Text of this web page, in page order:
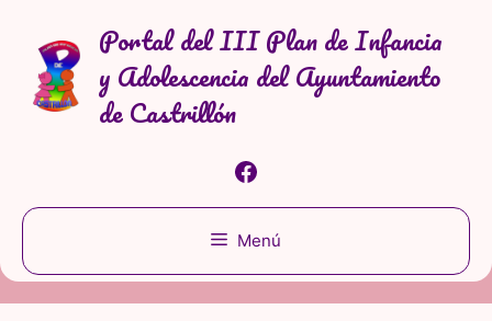
contenido
Portal del III Plan de Infancia
y Adolescencia del Ayuntamiento
de Castrillón
Facebook
Menú